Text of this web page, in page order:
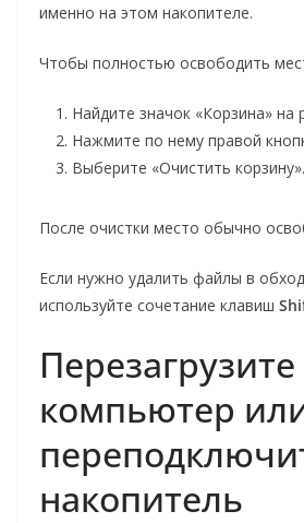
именно на этом накопителе.
Чтобы полностью освободить
Найдите значок «Корзина» на
Нажмите по нему правой
Выберите «Очистить корзину».
После очистки место обычно
Если нужно удалить файлы в
используйте сочетание клавиш
Перезагрузите
компьютер
накопитель